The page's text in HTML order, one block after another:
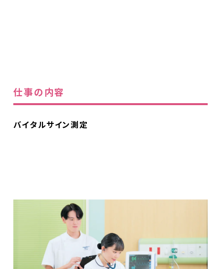
仕事の内容
バイタルサイン測定